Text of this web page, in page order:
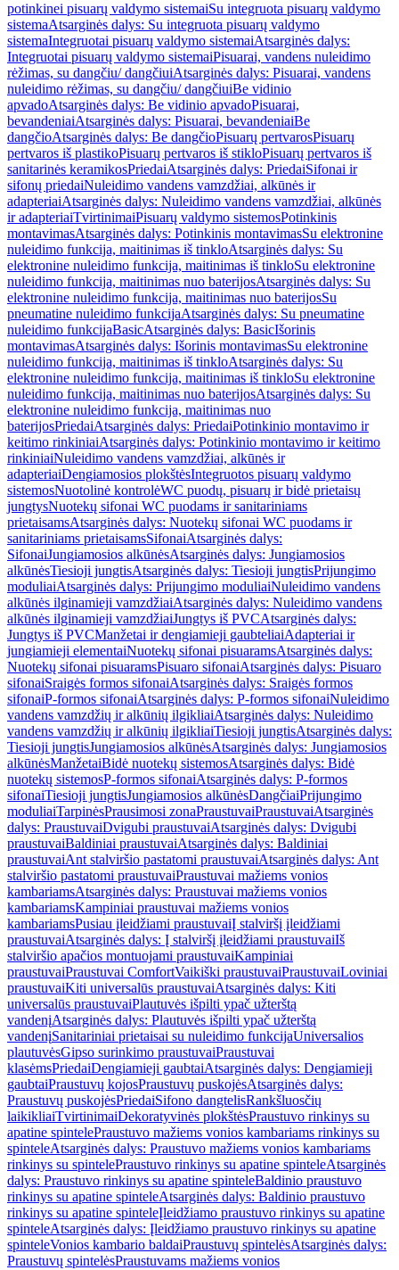
potinkinei pisuarų valdymo sistemaiSu integruota pisuarų valdymo
sistemaAtsarginės dalys: Su integruota pisuarų valdymo
sistemaIntegruotai pisuarų valdymo sistemaiAtsarginės dalys:
Integruotai pisuarų valdymo sistemaiPisuarai, vandens nuleidimo
rėžimas, su dangčiu/ dangčiuiAtsarginės dalys: Pisuarai, vandens
nuleidimo rėžimas, su dangčiu/ dangčiuiBe vidinio
apvadoAtsarginės dalys: Be vidinio apvadoPisuarai,
bevandeniaiAtsarginės dalys: Pisuarai, bevandeniaiBe
dangčioAtsarginės dalys: Be dangčioPisuarų pertvarosPisuarų
pertvaros iš plastikoPisuarų pertvaros iš stikloPisuarų pertvaros iš
sanitarinės keramikosPriedaiAtsarginės dalys: PriedaiSifonai ir
sifonų priedaiNuleidimo vandens vamzdžiai, alkūnės ir
adapteriaiAtsarginės dalys: Nuleidimo vandens vamzdžiai, alkūnės
ir adapteriaiTvirtinimaiPisuarų valdymo sistemosPotinkinis
montavimasAtsarginės dalys: Potinkinis montavimasSu elektronine
nuleidimo funkcija, maitinimas iš tinkloAtsarginės dalys: Su
elektronine nuleidimo funkcija, maitinimas iš tinkloSu elektronine
nuleidimo funkcija, maitinimas nuo baterijosAtsarginės dalys: Su
elektronine nuleidimo funkcija, maitinimas nuo baterijosSu
pneumatine nuleidimo funkcijaAtsarginės dalys: Su pneumatine
nuleidimo funkcijaBasicAtsarginės dalys: BasicIšorinis
montavimasAtsarginės dalys: Išorinis montavimasSu elektronine
nuleidimo funkcija, maitinimas iš tinkloAtsarginės dalys: Su
elektronine nuleidimo funkcija, maitinimas iš tinkloSu elektronine
nuleidimo funkcija, maitinimas nuo baterijosAtsarginės dalys: Su
elektronine nuleidimo funkcija, maitinimas nuo
baterijosPriedaiAtsarginės dalys: PriedaiPotinkinio montavimo ir
keitimo rinkiniaiAtsarginės dalys: Potinkinio montavimo ir keitimo
rinkiniaiNuleidimo vandens vamzdžiai, alkūnės ir
adapteriaiDengiamosios plokštėsIntegruotos pisuarų valdymo
sistemosNuotolinė kontrolėWC puodų, pisuarų ir bidė prietaisų
jungtysNuotekų sifonai WC puodams ir sanitariniams
prietaisamsAtsarginės dalys: Nuotekų sifonai WC puodams ir
sanitariniams prietaisamsSifonaiAtsarginės dalys:
SifonaiJungiamosios alkūnėsAtsarginės dalys: Jungiamosios
alkūnėsTiesioji jungtisAtsarginės dalys: Tiesioji jungtisPrijungimo
moduliaiAtsarginės dalys: Prijungimo moduliaiNuleidimo vandens
alkūnės ilginamieji vamzdžiaiAtsarginės dalys: Nuleidimo vandens
alkūnės ilginamieji vamzdžiaiJungtys iš PVCAtsarginės dalys:
Jungtys iš PVCManžetai ir dengiamieji gaubteliaiAdapteriai ir
jungiamieji elementaiNuotekų sifonai pisuaramsAtsarginės dalys:
Nuotekų sifonai pisuaramsPisuaro sifonaiAtsarginės dalys: Pisuaro
sifonaiSraigės formos sifonaiAtsarginės dalys: Sraigės formos
sifonaiP-formos sifonaiAtsarginės dalys: P-formos sifonaiNuleidimo
vandens vamzdžių ir alkūnių ilgikliaiAtsarginės dalys: Nuleidimo
vandens vamzdžių ir alkūnių ilgikliaiTiesioji jungtisAtsarginės dalys:
Tiesioji jungtisJungiamosios alkūnėsAtsarginės dalys: Jungiamosios
alkūnėsManžetaiBidė nuotekų sistemosAtsarginės dalys: Bidė
nuotekų sistemosP-formos sifonaiAtsarginės dalys: P-formos
sifonaiTiesioji jungtisJungiamosios alkūnėsDangčiaiPrijungimo
moduliaiTarpinėsPrausimosi zonaPraustuvaiPraustuvaiAtsarginės
dalys: PraustuvaiDvigubi praustuvaiAtsarginės dalys: Dvigubi
praustuvaiBaldiniai praustuvaiAtsarginės dalys: Baldiniai
praustuvaiAnt stalviršio pastatomi praustuvaiAtsarginės dalys: Ant
stalviršio pastatomi praustuvaiPraustuvai mažiems vonios
kambariamsAtsarginės dalys: Praustuvai mažiems vonios
kambariamsKampiniai praustuvai mažiems vonios
kambariamsPusiau įleidžiami praustuvaiĮ stalviršį įleidžiami
praustuvaiAtsarginės dalys: Į stalviršį įleidžiami praustuvaiIš
stalviršio apačios montuojami praustuvaiKampiniai
praustuvaiPraustuvai ComfortVaikiški praustuvaiPraustuvaiLoviniai
praustuvaiKiti universalūs praustuvaiAtsarginės dalys: Kiti
universalūs praustuvaiPlautuvės išpilti ypač užterštą
vandenįAtsarginės dalys: Plautuvės išpilti ypač užterštą
vandenįSanitariniai prietaisai su nuleidimo funkcijaUniversalios
plautuvėsGipso surinkimo praustuvaiPraustuvai
klasėmsPriedaiDengiamieji gaubtaiAtsarginės dalys: Dengiamieji
gaubtaiPraustuvų kojosPraustuvų puskojėsAtsarginės dalys:
Praustuvų puskojėsPriedaiSifono dangtelisRankšluosčių
laikikliaiTvirtinimaiDekoratyvinės plokštėsPraustuvo rinkinys su
apatine spintelePraustuvo mažiems vonios kambariams rinkinys su
spinteleAtsarginės dalys: Praustuvo mažiems vonios kambariams
rinkinys su spintelePraustuvo rinkinys su apatine spinteleAtsarginės
dalys: Praustuvo rinkinys su apatine spinteleBaldinio praustuvo
rinkinys su apatine spinteleAtsarginės dalys: Baldinio praustuvo
rinkinys su apatine spinteleĮleidžiamo praustuvo rinkinys su apatine
spinteleAtsarginės dalys: Įleidžiamo praustuvo rinkinys su apatine
spinteleVonios kambario baldaiPraustuvų spintelėsAtsarginės dalys:
Praustuvų spintelėsPraustuvams mažiems vonios